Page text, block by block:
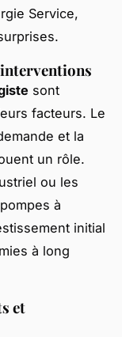
Service,
sont
facteurs. Le
et la
un rôle.
ou les
à
initial
à long
et